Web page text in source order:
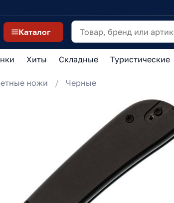
Каталог
Хиты Складные Туристические
ножи Черные